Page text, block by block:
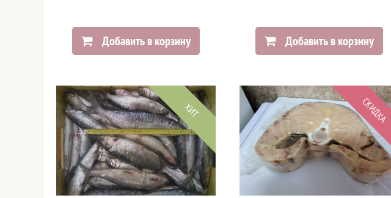
Добавить в корзину Добавить в корзину
ХИТ СКИДКА